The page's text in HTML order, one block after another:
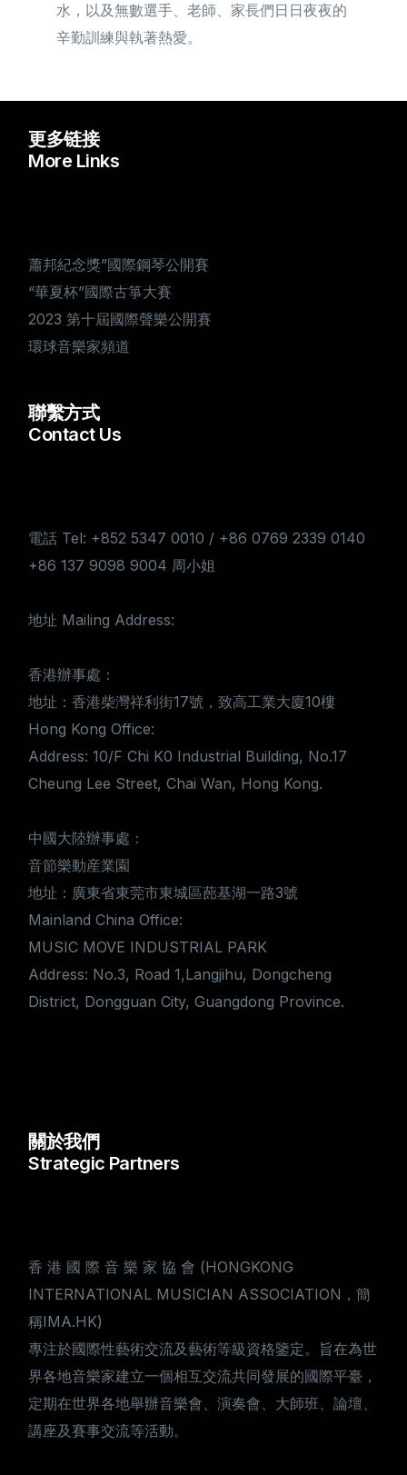
水，以及無數選手、老師、家長們日日夜夜的
辛勤訓練與執著熱愛。
更多链接
More Links
蕭邦紀念獎”國際鋼琴公開賽
“華夏杯”國際古箏大賽
2023 第十屆國際聲樂公開賽
環球音樂家頻道
聯繫方式
Contact Us
電話 Tel: +852 5347 0010 / +86 0769 2339 0140
+86 137 9098 9004 周小姐
地址 Mailing Address:
香港辦事處：
地址：香港柴灣祥利街17號，致高工業大廈10樓
Hong Kong Office:
Address: 10/F Chi K0 Industrial Building, No.17
Cheung Lee Street, Chai Wan, Hong Kong.
中國大陸辦事處：
音節樂動産業園
地址：廣東省東莞市東城區蓢基湖一路3號
Mainland China Office:
MUSIC MOVE INDUSTRIAL PARK
Address: No.3, Road 1,Langjihu, Dongcheng
District, Dongguan City, Guangdong Province.
關於我們
Strategic Partners
香 港 國 際 音 樂 家 協 會 (HONGKONG
INTERNATIONAL MUSICIAN ASSOCIATION，簡
稱IMA.HK)
專注於國際性藝術交流及藝術等級資格鑒定。旨在為世
界各地音樂家建立一個相互交流共同發展的國際平臺，
定期在世界各地舉辦音樂會、演奏會、大師班、論壇、
講座及賽事交流等活動。